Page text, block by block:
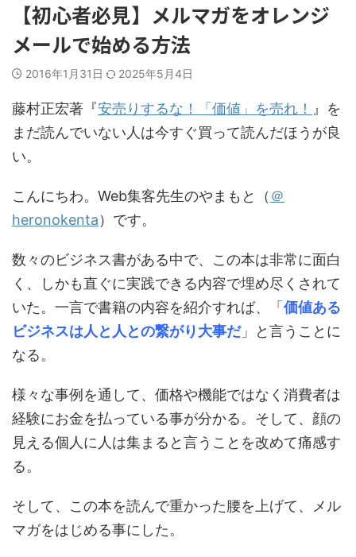
【初心者必見】メルマガをオレンジ
メールで始める方法
2016年1月31日 2025年5月4日
藤村正宏著『安売りするな！「価値」を売れ！
』を
まだ読んでいない人は今すぐ買って読んだほうが良
い。
こんにちわ。Web集客先生のやまもと（ ＠
heronokenta）です。
数々のビジネス書がある中で、この本は非常に面白
く、しかも直ぐに実践できる内容で埋め尽くされて
いた。一言で書籍の内容を紹介すれば、「価値ある
ビジネスは人と人との繋がり大事だ」と言うことに
なる。
様々な事例を通して、価格や機能ではなく消費者は
経験にお金を払っている事が分かる。そして、顔の
見える個人に人は集まると言うことを改めて痛感す
る。
そして、この本を読んで重かった腰を上げて、メル
マガをはじめる事にした。